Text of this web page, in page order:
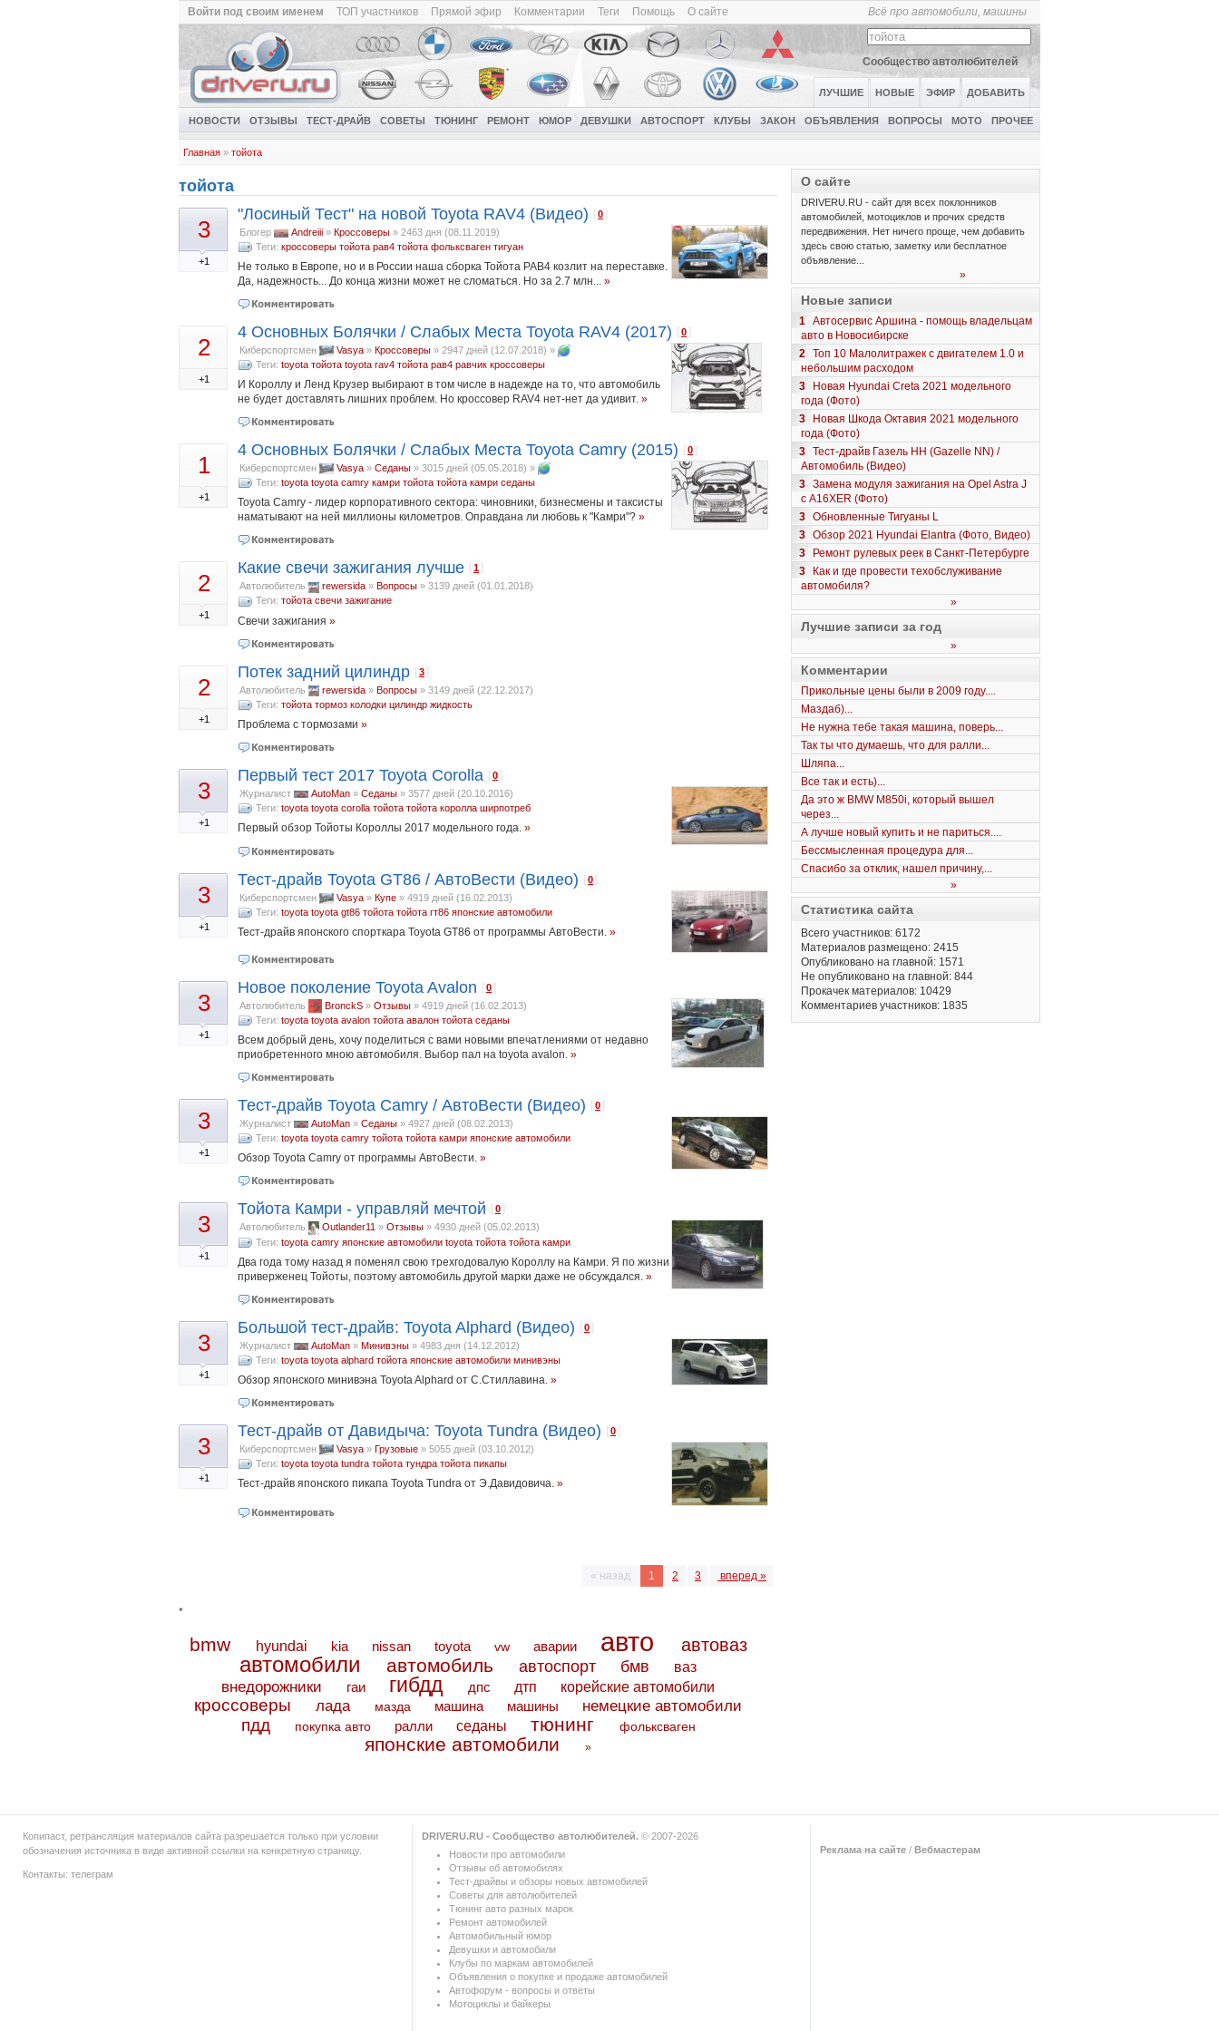
Всё про автомобили, машины
Войти под своим именем ТОП участников Прямой эфир Комментарии Теги Помощь О сайте
Сообщество автолюбителей
ЛУЧШИЕ НОВЫЕ ЭФИР ДОБАВИТЬ
НОВОСТИ ОТЗЫВЫ ТЕСТ-ДРАЙВ СОВЕТЫ ТЮНИНГ РЕМОНТ ЮМОР ДЕВУШКИ АВТОСПОРТ КЛУБЫ ЗАКОН ОБЪЯВЛЕНИЯ ВОПРОСЫ МОТО ПРОЧЕЕ
Главная » тойота
тойота
3
+1
"Лосиный Тест" на новой Toyota RAV4 (Видео) [0
Блогер Andreiii » Кроссоверы » 2463 дня (08.11.2019)
Теги: кроссоверы тойота рав4 тойота фольксваген тигуан
Не только в Европе, но и в России наша сборка Тойота РАВ4 козлит на переставке.
Да, надежность... До конца жизни может не сломаться. Но за 2.7 млн... »
2
+1
4 Основных Болячки / Слабых Места Toyota RAV4 (2017) [0
Киберспортсмен Vasya » Кроссоверы » 2947 дней (12.07.2018) »
Теги: toyota тойота toyota rav4 тойота рав4 равчик кроссоверы
И Короллу и Ленд Крузер выбирают в том числе в надежде на то, что автомобиль
не будет доставлять лишних проблем. Но кроссовер RAV4 нет-нет да удивит. »
1
+1
4 Основных Болячки / Слабых Места Toyota Camry (2015) [0
Киберспортсмен Vasya » Седаны » 3015 дней (05.05.2018) »
Теги: toyota toyota camry камри тойота тойота камри седаны
Toyota Camry - лидер корпоративного сектора: чиновники, бизнесмены и таксисты
наматывают на ней миллионы километров. Оправдана ли любовь к "Камри"? »
2
+1
Какие свечи зажигания лучше [1
Автолюбитель rewersida » Вопросы » 3139 дней (01.01.2018)
Теги: тойота свечи зажигание
Свечи зажигания »
2
+1
Потек задний цилиндр [3 ]
Автолюбитель rewersida » Вопросы » 3149 дней (22.12.2017)
Теги: тойота тормоз колодки цилиндр жидкость
Проблема с тормозами »
3
+1
Первый тест 2017 Toyota Corolla [0 ]
Журналист AutoMan » Седаны » 3577 дней (20.10.2016)
Теги: toyota toyota corolla тойота тойота королла ширпотреб
Первый обзор Тойоты Короллы 2017 модельного года. »
3
+1
Тест-драйв Toyota GT86 / АвтоВести (Видео) [0 ]
Киберспортсмен Vasya » Купе » 4919 дней (16.02.2013)
Теги: toyota toyota gt86 тойота тойота гт86 японские автомобили
Тест-драйв японского спорткара Toyota GT86 от программы АвтоВести. »
3
+1
Новое поколение Toyota Avalon [0 ]
Автолюбитель BronckS » Отзывы » 4919 дней (16.02.2013)
Теги: toyota toyota avalon тойота авалон тойота седаны
Всем добрый день, хочу поделиться с вами новыми впечатлениями от недавно
приобретенного мною автомобиля. Выбор пал на toyota avalon. »
3
+1
Тест-драйв Toyota Camry / АвтоВести (Видео) [0
Журналист AutoMan » Седаны » 4927 дней (08.02.2013)
Теги: toyota toyota camry тойота тойота камри японские автомобили
Обзор Toyota Camry от программы АвтоВести. »
3
+1
Тойота Камри - управляй мечтой [0
Автолюбитель Outlander11 » Отзывы » 4930 дней (05.02.2013)
Теги: toyota camry японские автомобили toyota тойота тойота камри
Два года тому назад я поменял свою трехгодовалую Короллу на Камри. Я по жизни
приверженец Тойоты, поэтому автомобиль другой марки даже не обсуждался. »
3
+1
Большой тест-драйв: Toyota Alphard (Видео) [0
Журналист AutoMan » Минивэны » 4983 дня (14.12.2012)
Теги: toyota toyota alphard тойота японские автомобили минивэны
Обзор японского минивэна Toyota Alphard от С.Стиллавина. »
3
+1
Тест-драйв от Давидыча: Toyota Tundra (Видео) [0
Киберспортсмен Vasya » Грузовые » 5055 дней (03.10.2012)
Теги: toyota toyota tundra тойота тундра тойота пикапы
Тест-драйв японского пикапа Toyota Tundra от Э.Давидовича. »
« назад 1 2 3 вперед »
*
bmw hyundai kia nissan toyota vw аварии авто автоваз
автомобили автомобиль автоспорт бмв ваз
внедорожники гаи гибдд дпс дтп корейские автомобили
кроссоверы лада мазда машина машины немецкие автомобили
пдд покупка авто ралли седаны тюнинг фольксваген
японские автомобили »
О сайте
DRIVERU.RU - сайт для всех поклонников
автомобилей, мотоциклов и прочих средств
передвижения. Нет ничего проще, чем добавить
здесь свою статью, заметку или бесплатное
объявление...
»
Новые записи
1 Автосервис Аршина - помощь владельцам
авто в Новосибирске
2 Топ 10 Малолитражек с двигателем 1.0 и
небольшим расходом
3
Новая Hyundai Creta 2021 модельного
года (Фото)
3
Новая Шкода Октавия 2021 модельного
года (Фото)
3 Тест-драйв Газель НН (Gazelle NN) /
Автомобиль (Видео)
3 Замена модуля зажигания на Opel Astra J
с A16XER (Фото)
3 Обновленные Тигуаны L
3 Обзор 2021 Hyundai Elantra (Фото, Видео)
3
Ремонт рулевых реек в Санкт-Петербурге
3
Как и где провести техобслуживание
автомобиля?
»
Лучшие записи за год
»
Комментарии
Прикольные цены были в 2009 году....
Маздаб)...
Не нужна тебе такая машина, поверь...
Так ты что думаешь, что для ралли...
Шляпа...
Все так и есть)...
Да это ж BMW M850i, который вышел
через...
А лучше новый купить и не париться....
Бессмысленная процедура для...
Спасибо за отклик, нашел причину,...
»
Статистика сайта
Всего участников: 6172
Материалов размещено: 2415
Опубликовано на главной: 1571
Не опубликовано на главной: 844
Прокачек материалов: 10429
Комментариев участников: 1835
Копипаст, ретрансляция материалов сайта разрешается только при условии
обозначения источника в виде активной ссылки на конкретную страницу.
Контакты: телеграм
DRIVERU.RU - Сообщество автолюбителей.© 2007-2026
Новости про автомобили
Отзывы об автомобилях
Тест-драйвы и обзоры новых автомобилей
Советы для автолюбителей
Тюнинг авто разных марок
Ремонт автомобилей
Автомобильный юмор
Девушки и автомобили
Клубы по маркам автомобилей
Объявления о покупке и продаже автомобилей
Автофорум - вопросы и ответы
Мотоциклы и байкеры
Реклама на сайте / Вебмастерам